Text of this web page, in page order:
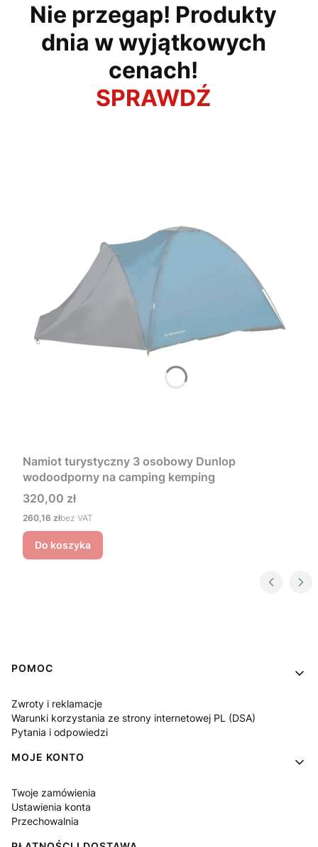
Nie przegap! Produkty
dnia w wyjątkowych
cenach!
SPRAWDŹ
Namiot turystyczny 3 osobowy Dunlop
wodoodporny na camping kemping
Cena
320,00 zł
Cena
260,16 złbez VAT
Do koszyka
Linki w stopce
POMOC
Zwroty i reklamacje
Warunki korzystania ze strony internetowej PL (DSA)
Pytania i odpowiedzi
MOJE KONTO
Twoje zamówienia
Ustawienia konta
Przechowalnia